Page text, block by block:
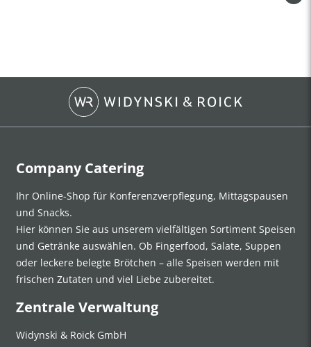
Company Catering
Ihr Online-Shop für Konferenzverpflegung, Mittagspausen
und Snacks.
Hier können Sie aus unserem vielfältigen Sortiment Speisen
und Getränke auswählen. Ob Fingerfood, Salate, Suppen
oder leckere belegte Brötchen – alle Speisen werden mit
frischen Zutaten und viel Liebe zubereitet.
Zentrale Verwaltung
Widynski & Roick GmbH